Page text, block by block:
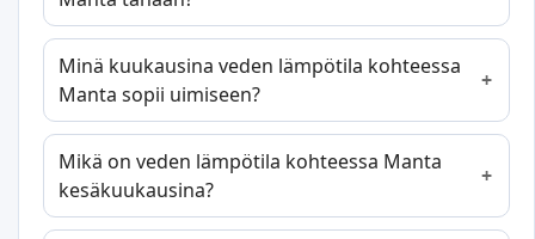
Minä kuukausina veden lämpötila kohteessa
Manta sopii uimiseen?
Mikä on veden lämpötila kohteessa Manta
kesäkuukausina?